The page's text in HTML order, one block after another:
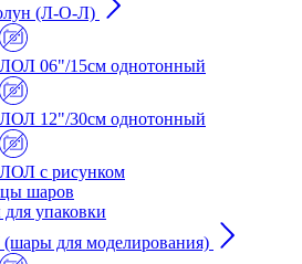
(Л-О-Л)
ЛОЛ 06"/15см однотонный
ЛОЛ 12"/30см однотонный
ЛОЛ с рисунком
шаров
упаковки
для моделирования)